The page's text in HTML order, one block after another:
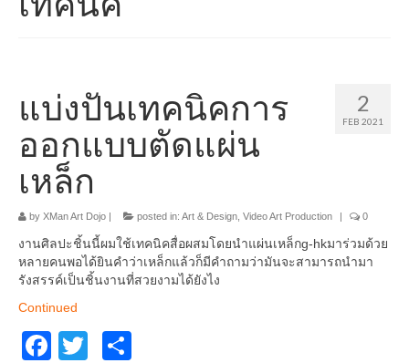
Art & Design
สินค้าของเรา
งานเรซิ่นเคลือบไม้
อื่นๆ
2
FEB 2021
แบ่งปันเทคนิคการ
ออกแบบตัดแผ่น
เหล็ก
by XMan Art Dojo | posted in: Art & Design Video Art Production | 0
งานศิลปะชิ้นนี้ผมใช้เทคนิคสื่อผสมโดยนำแผ่นเหล็กg-hkมาร่วมด้วย
หลายคนพอได้ยินคำว่าเหล็กแล้วก็มีคำถามว่ามันจะสามารถนำมา
รังสรรค์เป็นชิ้นงานที่สวยงามได้ยังไง
Continued
Facebook
Twitter